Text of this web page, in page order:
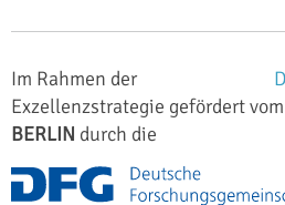
Im Rahmen der
Exzellenzstrategie gefördert vom
BERLIN durch die